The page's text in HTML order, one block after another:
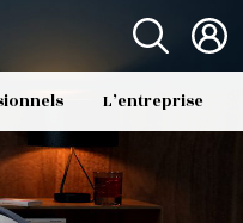
L’entreprise